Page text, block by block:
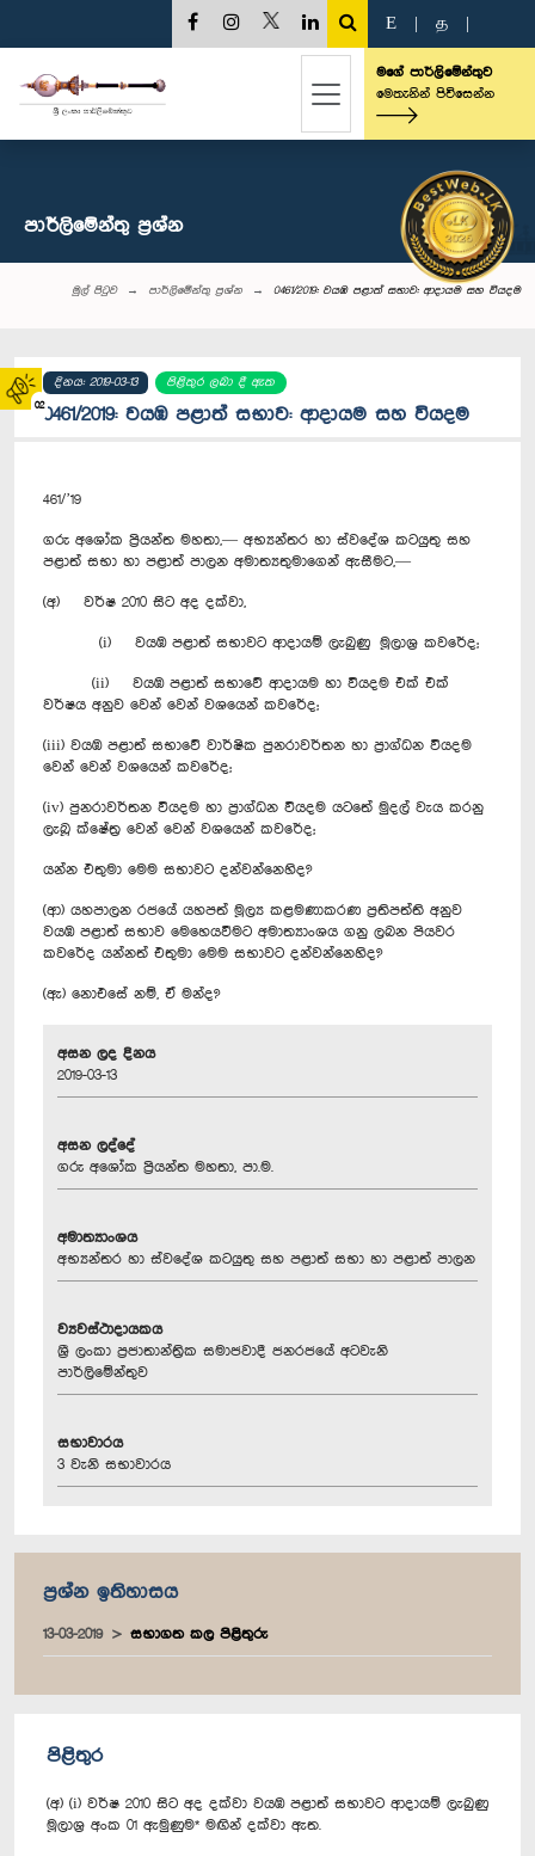
02
E த
මගේ පාර්ලිමේන්තුව
මෙතැනින් පිවිසෙන්න
පාර්ලි‌මේන්තු‌ ප්‍රශ්න
මුල් පිටුව පාර්ලි‌මේන්තු‌ ප්‍රශ්න 0461/2019: වයඹ පළාත් සභාව: ආදායම සහ වියදම
දිනය: 2019-03-13 පිළිතුර ලබා දී ඇත
0461/2019: වයඹ පළාත් සභාව: ආදායම සහ වියදම
461/’19
ගරු අශෝක ප්‍රියන්ත මහතා,— අභ්‍යන්තර හා ස්වදේශ කටයුතු සහ
පළාත් සභා හා පළාත් පාලන අමාත්‍යතුමාගෙන් ඇසීමට,—
(අ) වර්ෂ 2010 සිට අද දක්වා,
(i) වයඹ පළාත් සභාවට ආදායම් ලැබුණු මූලාශ්‍ර කවරේද;
(ii) වයඹ පළාත් සභාවේ ආදායම හා වියදම එක් එක්
වර්ෂය අනුව වෙන් වෙන් වශයෙන් කවරේද;
(iii) වයඹ පළාත් සභාවේ වාර්ෂික පුනරාවර්තන හා ප්‍රාග්ධන වියදම
වෙන් වෙන් වශයෙන් කවරේද;
(iv) පුනරාවර්තන වියදම හා ප්‍රාග්ධන වියදම යටතේ මුදල් වැය කරනු
ලැබූ ක්ෂේත්‍ර වෙන් වෙන් වශයෙන් කවරේද;
යන්න එතුමා මෙම සභාවට දන්වන්නෙහිද?
(ආ) යහපාලන රජයේ යහපත් මූල්‍ය කළමණාකරණ ප්‍රතිපත්ති අනුව
වයඹ පළාත් සභාව මෙහෙයවීමට අමාත්‍යාංශය ගනු ලබන පියවර
කවරේද යන්නත් එතුමා මෙම සභාවට දන්වන්නෙහිද?
(ඇ) නොඑසේ නම්, ඒ මන්ද?
අසන ලද දිනය
2019-03-13
අසන ලද්දේ
ගරු අශෝක ප්‍රියන්ත මහතා, පා.ම.
අමාත්‍යාංශය
අභ්‍යන්තර හා ස්වදේශ කටයුතු සහ පළාත් සභා හා පළාත් පාලන
ව්‍යවස්ථාදායකය
ශ්‍රී ලංකා ප්‍රජාතාන්ත්‍රික සමාජවාදී ජනරජයේ අටවැනි
පාර්ලිමේන්තුව
සභාවාරය
3 වැනි සභාවාරය
ප්‍රශ්න ඉතිහාසය
13-03-2019 සභාගත කල පිළිතුරු
පිළිතුර
(අ) (i) වර්ෂ 2010 සිට අද දක්වා වයඹ පළාත් සභාවට ආදායම් ලැබුණු
මූලාශ්‍ර අංක 01 ඇමුණුම* මඟින් දක්වා ඇත.